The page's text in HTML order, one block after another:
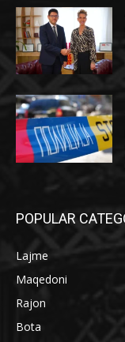
POPULAR
Lajme
Maqedoni
Rajon
Bota